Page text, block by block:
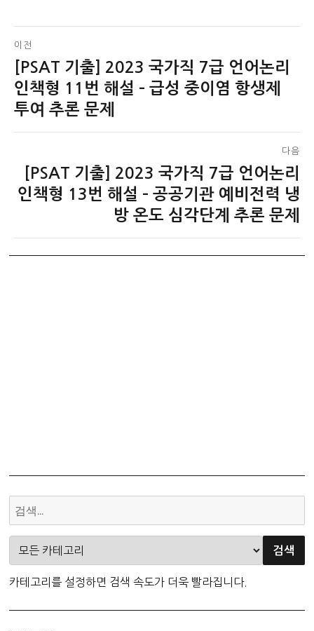
글
탐
색
이전
이
전
글:
[PSAT 기출] 2023 국가직 7급 언어논리
인책형 11번 해설 – 급성 중이염 항생제
투여 추론 문제
다음
음
[PSAT 기출] 2023 국가직 7급 언어논리
인책형 13번 해설 – 공공기관 예비전력 냉
방 온도 심각단계 추론 문제
카테고리를 설정하면 검색 속도가 더욱 빨라집니다.